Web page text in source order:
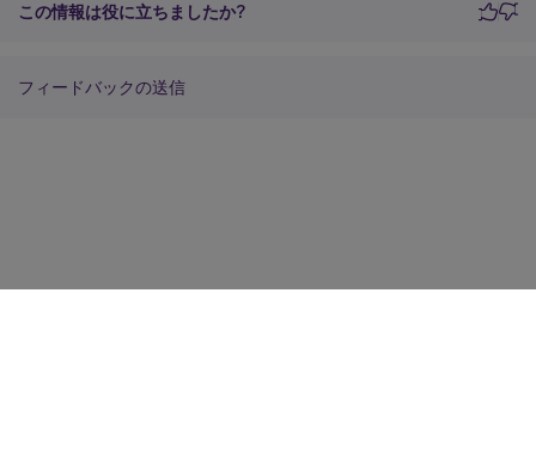
この情報は役に立ちましたか?
フィードバックの送信